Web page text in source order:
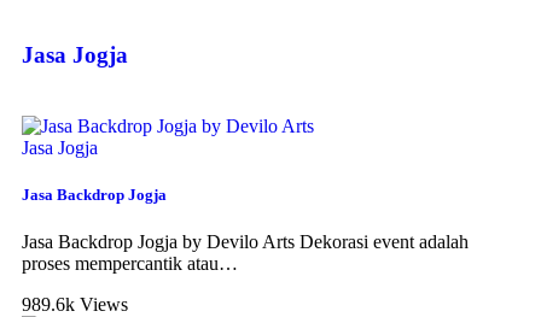
Jasa Jogja
Jasa Jogja
Jasa Backdrop Jogja
Jasa Backdrop Jogja by Devilo Arts Dekorasi event adalah
proses mempercantik atau…
989.6k Views